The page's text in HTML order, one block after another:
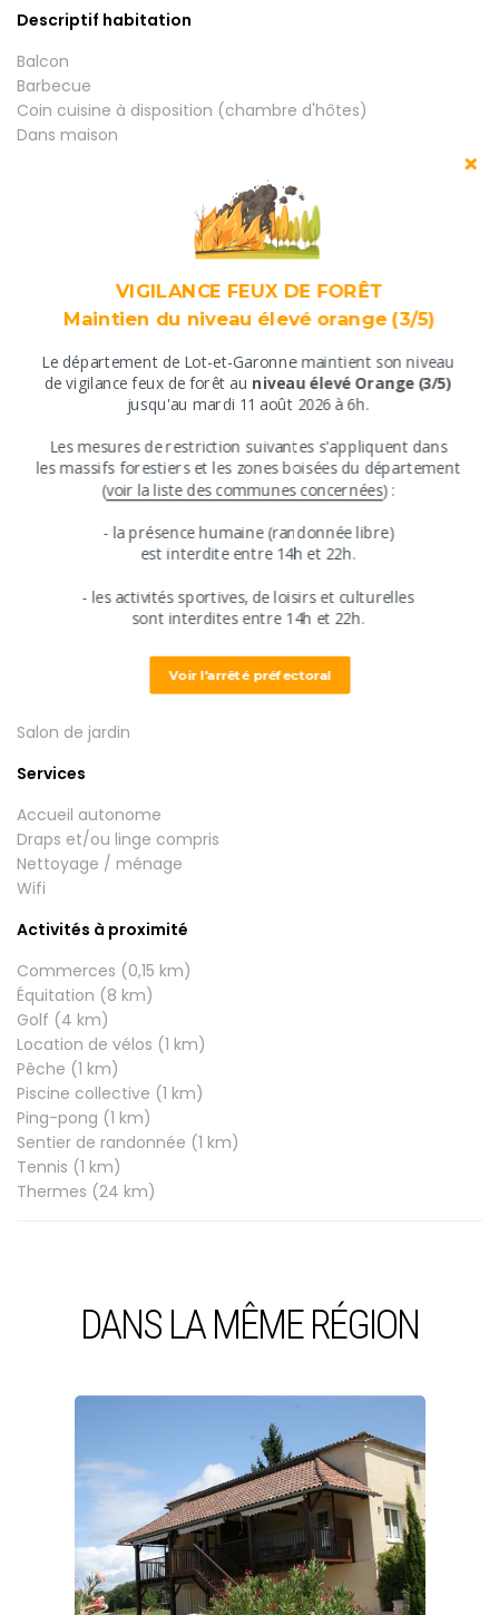
Descriptif habitation
Balcon
Barbecue
Coin cuisine à disposition (chambre d'hôtes)
Dans maison
Jardin privé sur propriété commune
Salle d'eau privée
Salon de jardin
Terrasse
WC indépendants
Capacité classée
Superficie
Equipements / services / activités
Salon de jardin
Services
Accueil autonome
Draps et/ou linge compris
Nettoyage / ménage
Wifi
Activités à proximité
Commerces (0,15 km)
Équitation (8 km)
Golf (4 km)
Location de vélos (1 km)
Pêche (1 km)
Piscine collective (1 km)
Ping-pong (1 km)
Sentier de randonnée (1 km)
Tennis (1 km)
Thermes (24 km)
DANS LA MÊME RÉGION
VIGILANCE FEUX DE FORÊT
Maintien du niveau élevé orange (3/5)
Le département de Lot-et-Garonne maintient son niveau
​de vigilance feux de forêt au niveau élevé Orange (3/5)
jusqu'au mardi 11 août 2026 à 6h.
​Les mesures de restriction suivantes s'appliquent ​dans
​les massifs forestiers et les zones boisées du département
​(voir la liste des communes concernées) :
​​- ​la présence humaine (randonnée libre)
​est interdite entre ​14h et 22h.
​- les activités sportives, de loisirs et culturelles
​sont interdites ​entre 14h et 22h.
Voir l'arrêté préfectoral